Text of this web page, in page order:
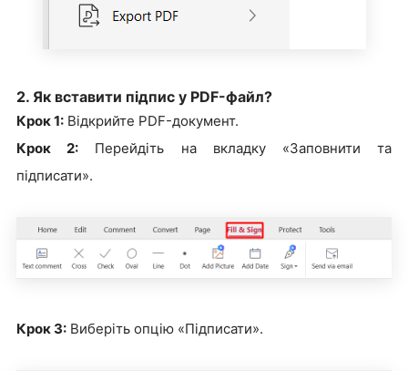
2. Як вставити підпис у PDF-файл?
Крок 1: Відкрийте PDF-документ.
Крок 2: Перейдіть на вкладку «Заповнити та
підписати».
Крок 3: Виберіть опцію «Підписати».